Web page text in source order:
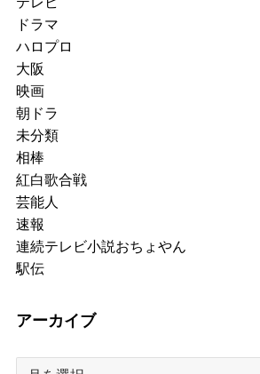
ドラマ
ハロプロ
大阪
映画
朝ドラ
未分類
相棒
紅白歌合戦
芸能人
速報
連続テレビ小説おちょやん
駅伝
アーカイブ